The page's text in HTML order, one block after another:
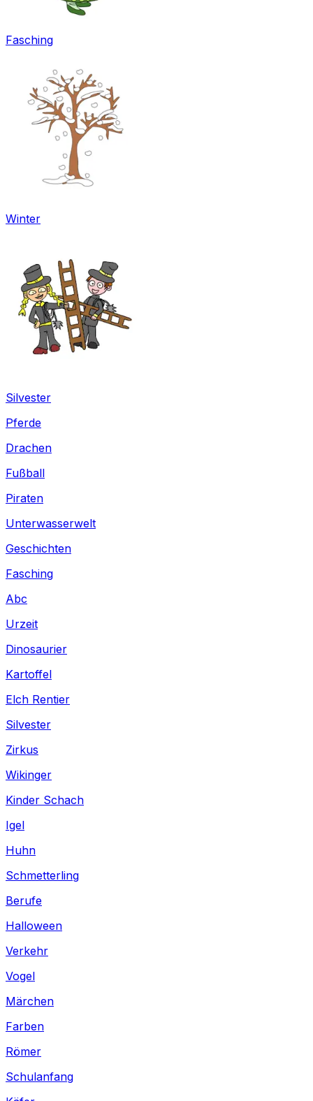
Fasching
Winter
Silvester
Pferde
Drachen
Fußball
Piraten
Unterwasserwelt
Geschichten
Fasching
Abc
Urzeit
Dinosaurier
Kartoffel
Elch Rentier
Silvester
Zirkus
Wikinger
Kinder Schach
Igel
Huhn
Schmetterling
Berufe
Halloween
Verkehr
Vogel
Märchen
Farben
Römer
Schulanfang